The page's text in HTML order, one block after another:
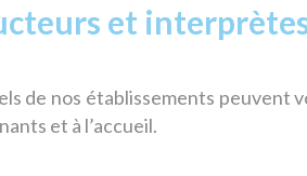
et
de nos établissements peuvent
et à l’accueil.